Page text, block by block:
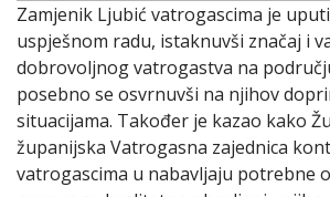
Zamjenik Ljubić vatrogascima je
uspješnom radu, istaknuvši značaj i
dobrovoljnog vatrogastva na
posebno se osvrnuvši na njihov
situacijama. Također je kazao kako
županijska Vatrogasna zajednica
vatrogascima u nabavljaju potrebne